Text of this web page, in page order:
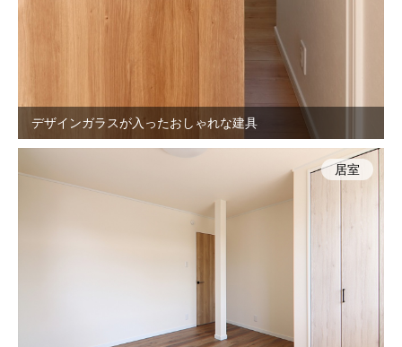
デザインガラスが入ったおしゃれな建具
居室